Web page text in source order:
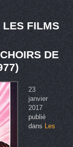
LES FILMS
DE
23
janvier
2017
publié
dansLes